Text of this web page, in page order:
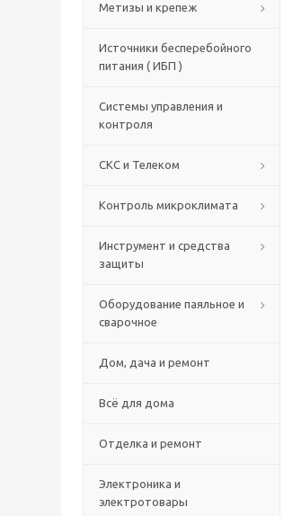
Метизы и крепеж
Источники бесперебойного
питания ( ИБП )
Системы управления и
контроля
СКС и Телеком
Контроль микроклимата
Инструмент и средства
защиты
Оборудование паяльное и
сварочное
Дом, дача и ремонт
Всё для дома
Отделка и ремонт
Электроника и
электротовары